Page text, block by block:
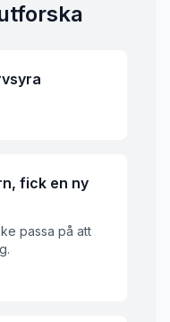
fick en ny
passa på att